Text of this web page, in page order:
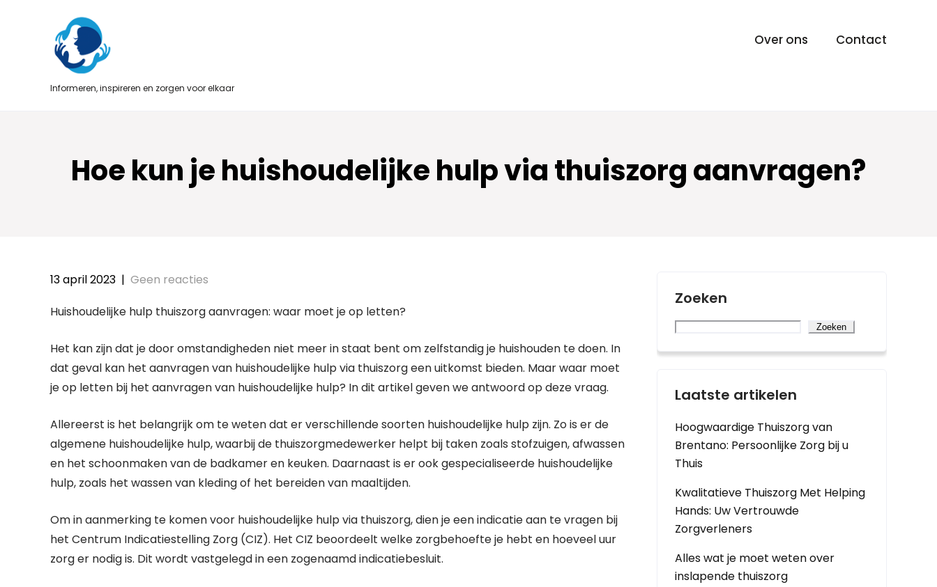
Informeren, inspireren en zorgen voor elkaar
Over ons Contact
Hoe kun je huishoudelijke hulp via thuiszorg aanvragen?
13 april 2023 | Geen reacties
Huishoudelijke hulp thuiszorg aanvragen: waar moet je op letten?
Het kan zijn dat je door omstandigheden niet meer in staat bent om zelfstandig je huishouden te doen. In
dat geval kan het aanvragen van huishoudelijke hulp via thuiszorg een uitkomst bieden. Maar waar moet
je op letten bij het aanvragen van huishoudelijke hulp? In dit artikel geven we antwoord op deze vraag.
Allereerst is het belangrijk om te weten dat er verschillende soorten huishoudelijke hulp zijn. Zo is er de
algemene huishoudelijke hulp, waarbij de thuiszorgmedewerker helpt bij taken zoals stofzuigen, afwassen
en het schoonmaken van de badkamer en keuken. Daarnaast is er ook gespecialiseerde huishoudelijke
hulp, zoals het wassen van kleding of het bereiden van maaltijden.
Om in aanmerking te komen voor huishoudelijke hulp via thuiszorg, dien je een indicatie aan te vragen bij
het Centrum Indicatiestelling Zorg (CIZ). Het CIZ beoordeelt welke zorgbehoefte je hebt en hoeveel uur
zorg er nodig is. Dit wordt vastgelegd in een zogenaamd indicatiebesluit.
Zoeken
Zoeken
Laatste artikelen
Hoogwaardige Thuiszorg van
Brentano: Persoonlijke Zorg bij u
Thuis
Kwalitatieve Thuiszorg Met Helping
Hands: Uw Vertrouwde
Zorgverleners
Alles wat je moet weten over
inslapende thuiszorg